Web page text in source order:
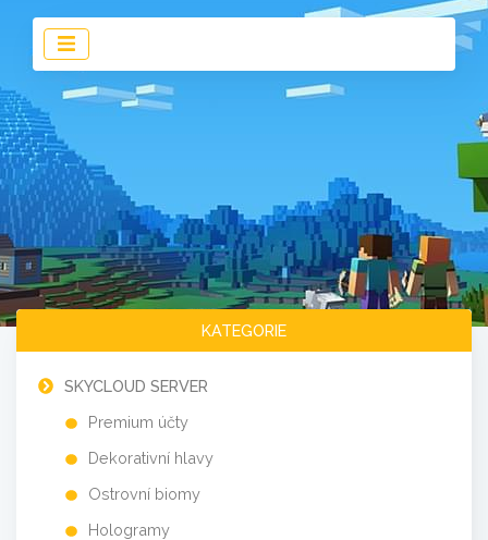
KATEGORIE
SKYCLOUD SERVER
Premium účty
Dekorativní hlavy
Ostrovní biomy
Hologramy